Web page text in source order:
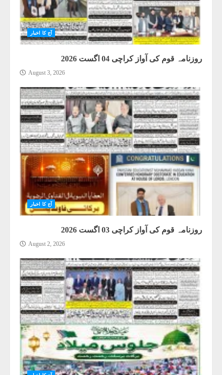
آج کا اخبار
روزنامہ قوم کی آواز کراچی 04 اگست 2026
August 3, 2026
آج کا اخبار
روزنامہ قوم کی آواز کراچی 03 اگست 2026
August 2, 2026